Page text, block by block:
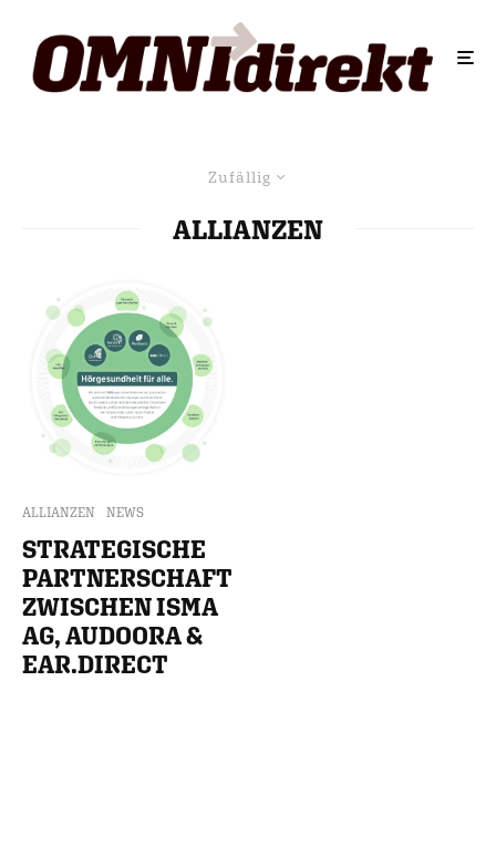
Zufällig
ALLIANZEN
ALLIANZEN NEWS
STRATEGISCHE
PARTNERSCHAFT
ZWISCHEN ISMA
AG, AUDOORA &
EAR.DIRECT